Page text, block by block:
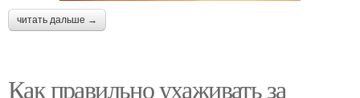
читать дальше →
Как правильно ухаживать за